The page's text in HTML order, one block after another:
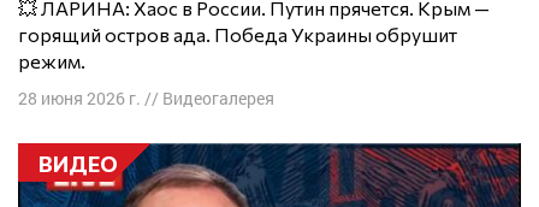
💥 ЛАРИНА: Хаос в России. Путин прячется. Крым —
горящий остров ада. Победа Украины обрушит
режим.
28 июня 2026 г. // Видеогалерея
ВИДЕО